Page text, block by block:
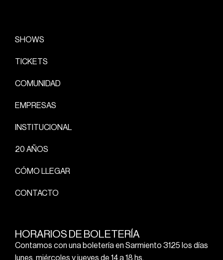
SHOWS
TICKETS
COMUNIDAD
EMPRESAS
INSTITUCIONAL
20 AÑOS
CÓMO LLEGAR
CONTACTO
HORARIOS DE BOLETERÍA
Contamos con una boletería en Sarmiento 3125 los días
lunes, miércoles y jueves de 14 a 18 hs.